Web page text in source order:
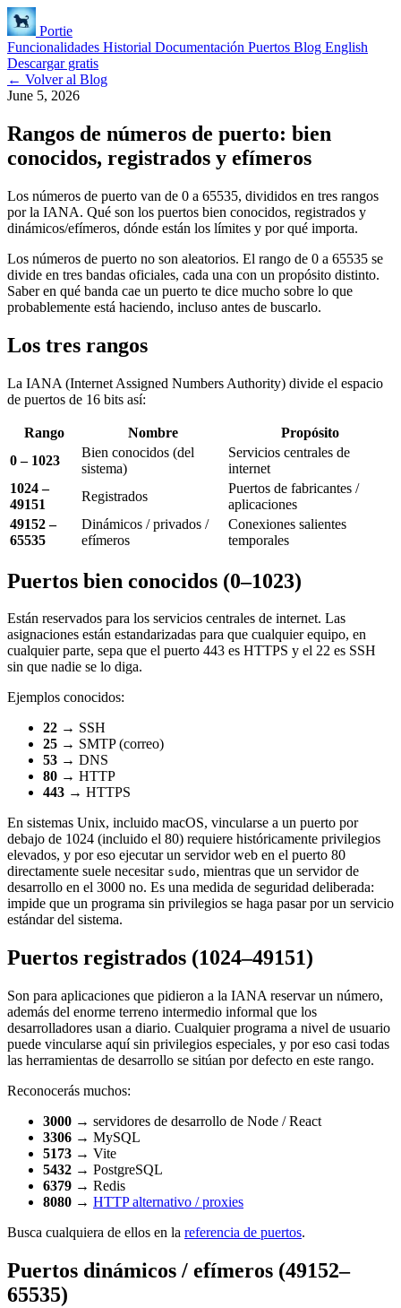
Portie
Funcionalidades Historial Documentación Puertos Blog English
Descargar gratis
← Volver al Blog
June 5, 2026
Rangos de números de puerto: bien
conocidos, registrados y efímeros
Los números de puerto van de 0 a 65535, divididos en tres rangos
por la IANA. Qué son los puertos bien conocidos, registrados y
dinámicos/efímeros, dónde están los límites y por qué importa.
Los números de puerto no son aleatorios. El rango de 0 a 65535 se
divide en tres bandas oficiales, cada una con un propósito distinto.
Saber en qué banda cae un puerto te dice mucho sobre lo que
probablemente está haciendo, incluso antes de buscarlo.
Los tres rangos
La IANA (Internet Assigned Numbers Authority) divide el espacio
de puertos de 16 bits así:
Rango Nombre
Propósito
0 – 1023
Bien conocidos (del
sistema)
Servicios centrales de
internet
1024 –
49151
Registrados
Puertos de fabricantes /
aplicaciones
49152 –
65535
Dinámicos / privados /
efímeros
Conexiones salientes
temporales
Puertos bien conocidos (0–1023)
Están reservados para los servicios centrales de internet. Las
asignaciones están estandarizadas para que cualquier equipo, en
cualquier parte, sepa que el puerto 443 es HTTPS y el 22 es SSH
sin que nadie se lo diga.
Ejemplos conocidos:
22 → SSH
25 → SMTP (correo)
53 → DNS
80 → HTTP
443 → HTTPS
En sistemas Unix, incluido macOS, vincularse a un puerto por
debajo de 1024 (incluido el 80) requiere históricamente privilegios
elevados, y por eso ejecutar un servidor web en el puerto 80
directamente suele necesitar sudo, mientras que un servidor de
desarrollo en el 3000 no. Es una medida de seguridad deliberada:
impide que un programa sin privilegios se haga pasar por un servicio
estándar del sistema.
Puertos registrados (1024–49151)
Son para aplicaciones que pidieron a la IANA reservar un número,
además del enorme terreno intermedio informal que los
desarrolladores usan a diario. Cualquier programa a nivel de usuario
puede vincularse aquí sin privilegios especiales, y por eso casi todas
las herramientas de desarrollo se sitúan por defecto en este rango.
Reconocerás muchos:
3000 → servidores de desarrollo de Node / React
3306 → MySQL
5173 → Vite
5432 → PostgreSQL
6379 → Redis
8080 → HTTP alternativo / proxies
Busca cualquiera de ellos en la referencia de puertos.
Puertos dinámicos / efímeros (49152–
65535)